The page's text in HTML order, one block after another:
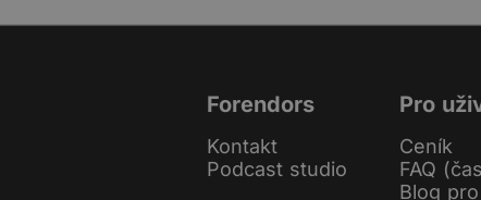
Forendors
Kontakt
Podcast studio
Pro
Ceník
FAQ
Blog